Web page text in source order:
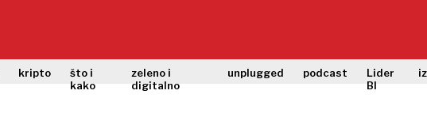
kripto
što i
kako
zeleno i
digitalno
unplugged podcast
Lider
BI